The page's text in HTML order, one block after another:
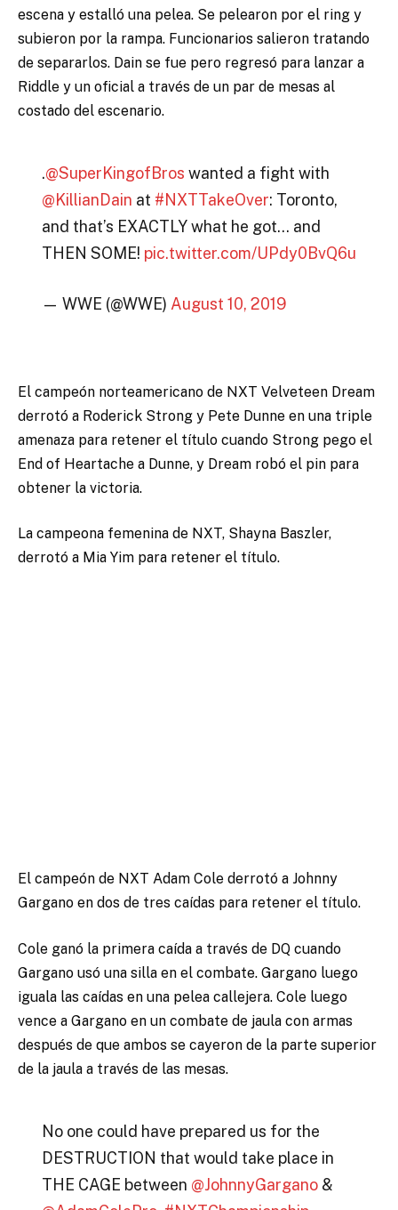
escena y estalló una pelea. Se pelearon por el ring y
subieron por la rampa. Funcionarios salieron tratando
de separarlos. Dain se fue pero regresó para lanzar a
Riddle y un oficial a través de un par de mesas al
costado del escenario.
.@SuperKingofBros wanted a fight with
@KillianDain at #NXTTakeOver: Toronto,
and that’s EXACTLY what he got… and
THEN SOME! pic.twitter.com/UPdy0BvQ6u
— WWE (@WWE) August 10, 2019
El campeón norteamericano de NXT Velveteen Dream
derrotó a Roderick Strong y Pete Dunne en una triple
amenaza para retener el título cuando Strong pego el
End of Heartache a Dunne, y Dream robó el pin para
obtener la victoria.
La campeona femenina de NXT, Shayna Baszler,
derrotó a Mia Yim para retener el título.
El campeón de NXT Adam Cole derrotó a Johnny
Gargano en dos de tres caídas para retener el título.
Cole ganó la primera caída a través de DQ cuando
Gargano usó una silla en el combate. Gargano luego
iguala las caídas en una pelea callejera. Cole luego
vence a Gargano en un combate de jaula con armas
después de que ambos se cayeron de la parte superior
de la jaula a través de las mesas.
No one could have prepared us for the
DESTRUCTION that would take place in
THE CAGE between @JohnnyGargano&